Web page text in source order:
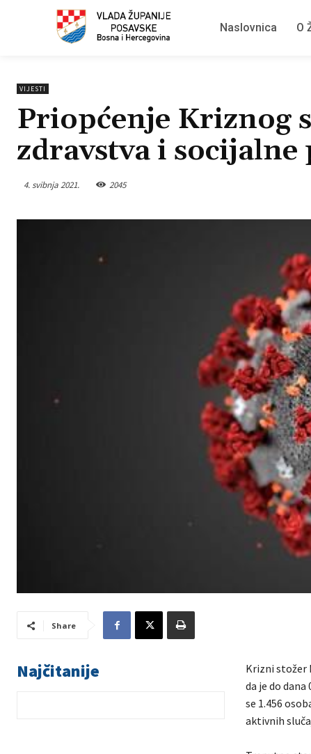
Naslovnica O
VIJESTI
Priopćenje Kriznog
zdravstva i
4. svibnja 2021. 2045
Share
Najčitanije
Krizni stožer
da je do dana
se 1.456
aktivnih